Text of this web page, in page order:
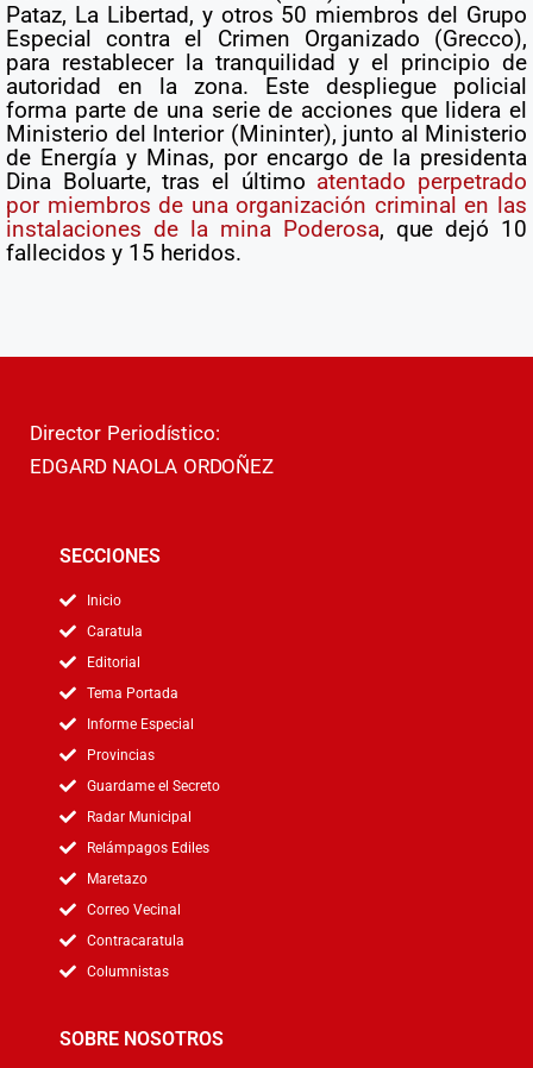
Pataz, La Libertad, y otros 50 miembros del Grupo
Especial contra el Crimen Organizado (Grecco),
para restablecer la tranquilidad y el principio de
autoridad en la zona. Este despliegue policial
forma parte de una serie de acciones que lidera el
Ministerio del Interior (Mininter), junto al Ministerio
de Energía y Minas, por encargo de la presidenta
Dina Boluarte, tras el último atentado perpetrado
por miembros de una organización criminal en las
instalaciones de la mina Poderosa, que dejó 10
fallecidos y 15 heridos.
Director Periodístico:
EDGARD NAOLA ORDOÑEZ
SECCIONES
Inicio
Caratula
Editorial
Tema Portada
Informe Especial
Provincias
Guardame el Secreto
Radar Municipal
Relámpagos Ediles
Maretazo
Correo Vecinal
Contracaratula
Columnistas
SOBRE NOSOTROS